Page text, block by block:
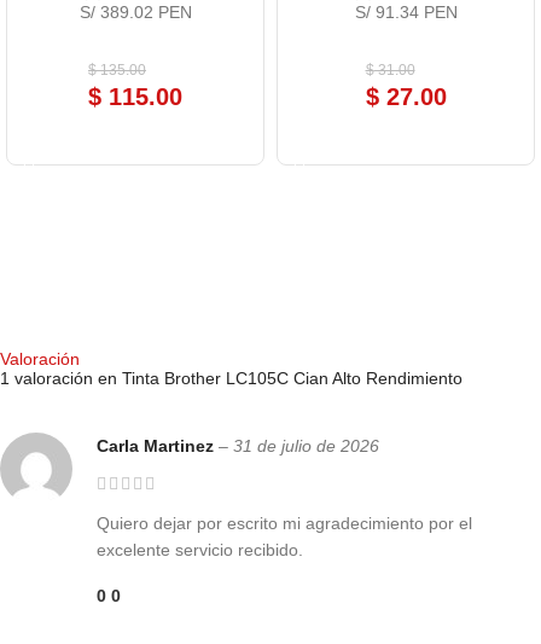
$135.00
$ 115.00
S/ 389.02 PEN
$31.00
$27.00
S/ 91.34 PEN
Valoración
1 valoración en Tinta Brother LC105C Cian Alto Rendimiento
Carla Martinez – 31 de julio de 2026
Quiero dejar por escrito mi agradecimiento por el
excelente servicio recibido.
0 0